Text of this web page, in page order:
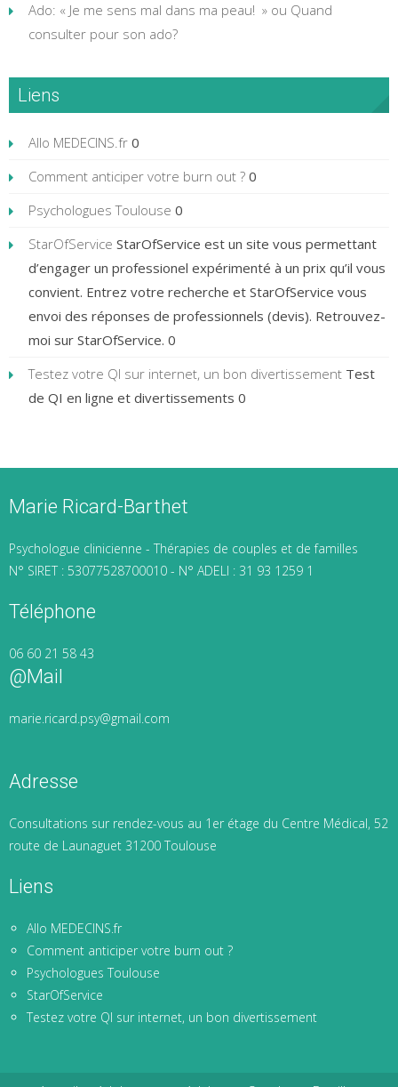
Ado: « Je me sens mal dans ma peau! » ou Quand
consulter pour son ado?
Liens
Allo MEDECINS.fr 0
Comment anticiper votre burn out ? 0
Psychologues Toulouse 0
StarOfService StarOfService est un site vous permettant
d’engager un professionel expérimenté à un prix qu’il vous
convient. Entrez votre recherche et StarOfService vous
envoi des réponses de professionnels (devis). Retrouvez-
moi sur StarOfService. 0
Testez votre QI sur internet, un bon divertissement Test
de QI en ligne et divertissements 0
Marie Ricard-Barthet
Psychologue clinicienne - Thérapies de couples et de familles
N° SIRET : 53077528700010 - N° ADELI : 31 93 1259 1
Téléphone
06 60 21 58 43
@mail
marie.ricard.psy@gmail.com
Adresse
Consultations sur rendez-vous au 1er étage du Centre Médical, 52
route de Launaguet 31200 Toulouse
Liens
Allo MEDECINS.fr
Comment anticiper votre burn out ?
Psychologues Toulouse
StarOfService
Testez votre QI sur internet, un bon divertissement